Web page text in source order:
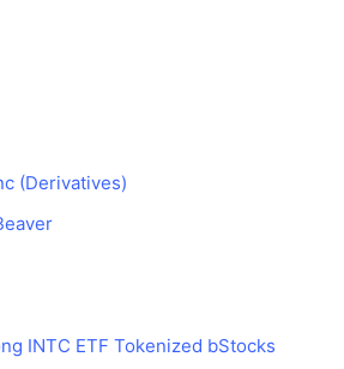
(Derivatives)
INTC ETF Tokenized bStocks